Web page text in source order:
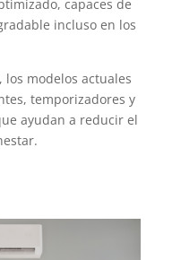
capaces de
incluso en los
modelos actuales
temporizadores y
ayudan a reducir el